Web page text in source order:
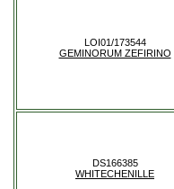
LOI01/173544
GEMINORUM ZEFIRINO
DS166385
WHITECHENILLE